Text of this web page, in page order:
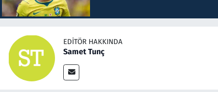
EDITÖR HAKKINDA
Samet Tunç